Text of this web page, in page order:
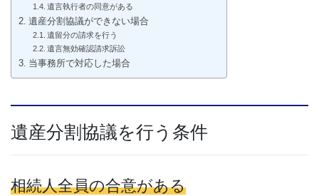
遺言執行者の同意がある
遺産分割協議ができない場合
遺留分の請求を行う
遺言無効確認請求訴訟
当事務所で対応した場合
遺産分割協議を行う条件
相続人全員の合意がある